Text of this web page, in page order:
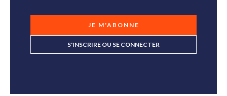
JE M'ABONNE
S'INSCRIRE OU SE CONNECTER